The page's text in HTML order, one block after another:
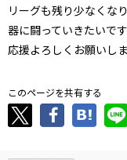
リーグも残り少なくな
器に闘っていきたいです
応援よろしくお願いし
このページを共有する